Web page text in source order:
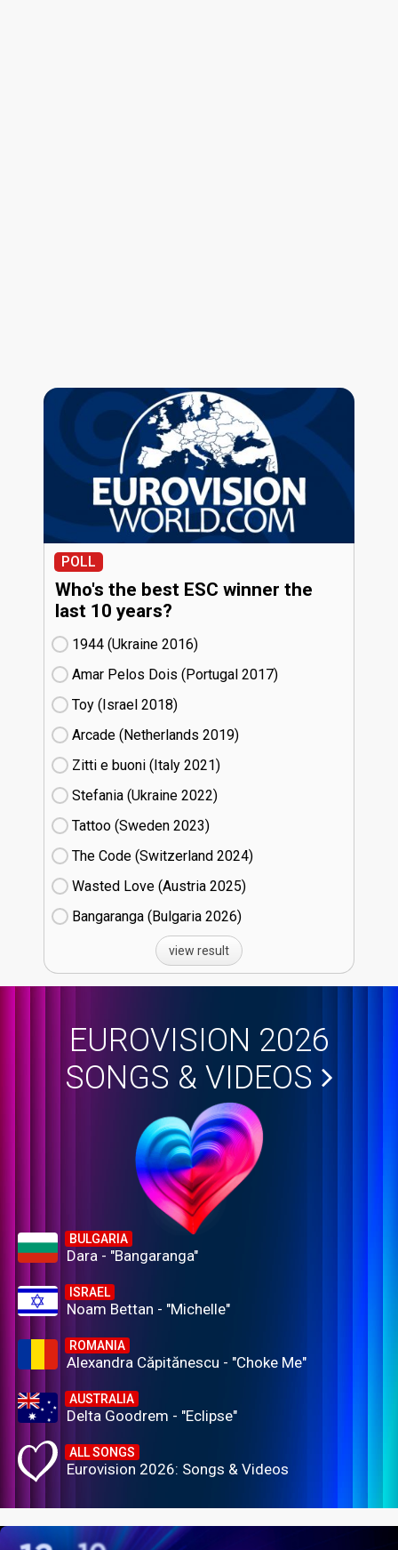
POLL
Who's the best ESC winner the
last 10 years?
1944 (Ukraine
16)
Amar Pelos Dois (Portugal
17)
Toy (Israel
18)
Arcade (Netherlands
19)
Zitti e buoni​ (Italy
21)
Stefania (Ukraine
22)
Tattoo (Sweden
23)
The Code (Switzerland
24)
Wasted Love (Austria
25)
Bangaranga (Bulgaria
26)
view result
EUROVISION 2026
SONGS & VIDEOS
BULGARIA
Dara - "Bangaranga"
ISRAEL
Noam Bettan - "Michelle"
ROMANIA
Alexandra Căpitănescu - "Choke Me"
AUSTRALIA
Delta Goodrem - "Eclipse"
ALL SONGS
Eurovision 2026: Songs & Videos